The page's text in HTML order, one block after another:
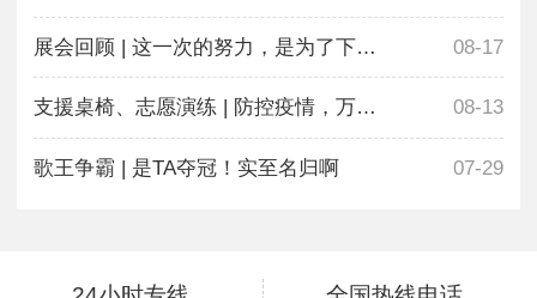
展会回顾 | 这一次的努力，是为了下一次更好地相遇 08-17
支援桌椅、志愿演练 | 防控疫情，万千在行动 08-13
歌王争霸 | 是TA夺冠！实至名归啊 07-29